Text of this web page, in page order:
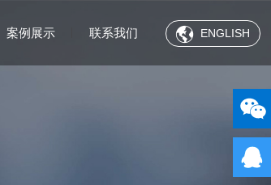
案例展示 联系我们 ENGLISH